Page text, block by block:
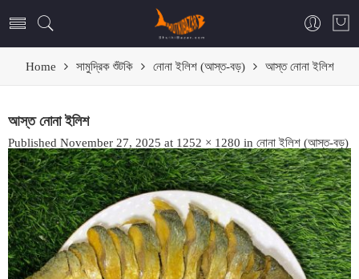
Home সামুদ্রিক শুঁটকি নোনা ইলিশ (আস্ত-বড়) আস্ত নোনা ইলিশ
আস্ত নোনা ইলিশ
Published November 27, 2025 at 1252 × 1280 in নোনা ইলিশ (আস্ত-বড়)